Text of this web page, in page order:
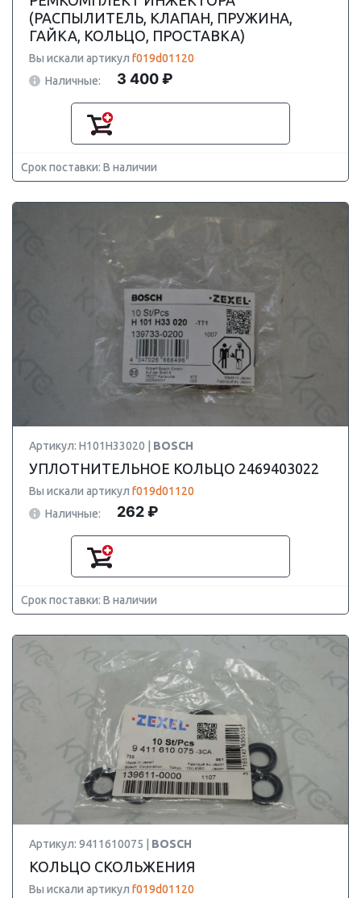
(РАСПЫЛИТЕЛЬ, КЛАПАН, ПРУЖИНА,
ГАЙКА, КОЛЬЦО, ПРОСТАВКА)
Вы искали артикул f019d01120
Наличные:
3 400 ₽
Срок поставки: В наличии
Артикул: H101H33020 | BOSCH
УПЛОТНИТЕЛЬНОЕ КОЛЬЦО 2469403022
Вы искали артикул f019d01120
Наличные:
262 ₽
Срок поставки: В наличии
Артикул: 9411610075 | BOSCH
КОЛЬЦО СКОЛЬЖЕНИЯ
Вы искали артикул f019d01120